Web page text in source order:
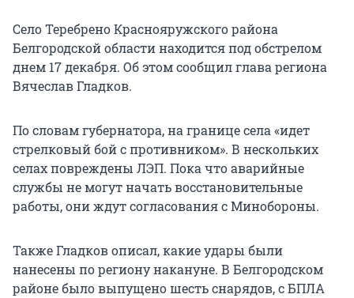
Село Теребрено Краснояружского района
Белгородской области находится под обстрелом
днем 17 декабря. Об этом сообщил глава региона
Вячеслав Гладков.
По словам губернатора, на границе села «идет
стрелковый бой с противником». В нескольких
селах повреждены ЛЭП. Пока что аварийные
службы не могут начать восстановительные
работы, они ждут согласования с Минобороны.
Также Гладков описал, какие удары были
нанесены по региону накануне. В Белгородском
районе было выпущено шесть снарядов, с БПЛА